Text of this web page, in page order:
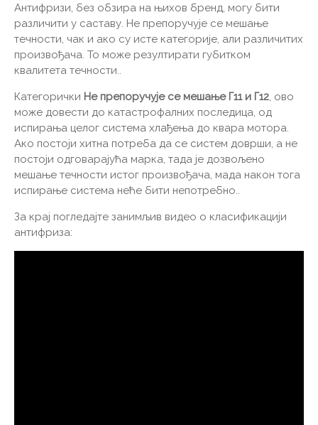
Антифризи, без обзира на њихов бренд, могу бити
различити у саставу. Не препоручује се мешање
течности, чак и ако су исте категорије, али различитих
произвођача. То може резултирати губитком
квалитета течности..
Категорички Не препоручује се мешање Г11 и Г12, ово
може довести до катастрофалних последица, од
испирања целог система хлађења до квара мотора.
Ако постоји хитна потреба да се систем доврши, а не
постоји одговарајућа марка, тада је дозвољено
мешање течности истог произвођача, мада након тога
испирање система неће бити непотребно..
За крај погледајте занимљив видео о класификацији
антифриза: